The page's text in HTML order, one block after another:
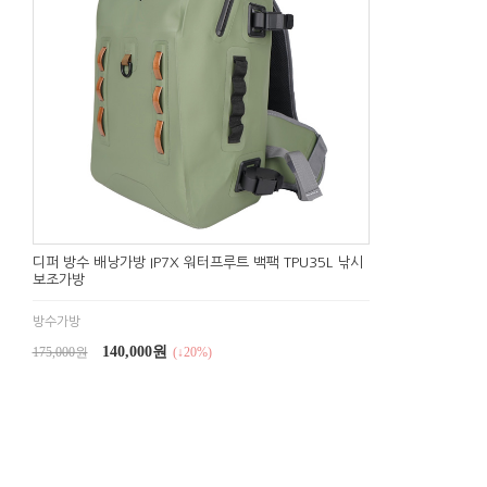
디퍼 방수 배낭가방 IP7X 워터프루트 백팩 TPU35L 낚시
보조가방
방수가방
175,000원 140,000원 (↓20%)